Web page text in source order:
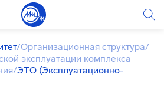
/Организационная структура/
эксплуатации комплекса
/ЭТО (Эксплуатационно-